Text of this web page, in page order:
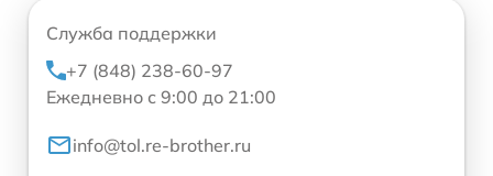
Служба поддержки
+7 (848) 238-60-97
Ежедневно с 9:00 до 21:00
info@tol.re-brother.ru